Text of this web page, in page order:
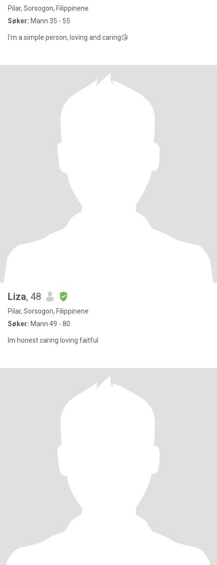
Pilar, Sorsogon, Filippinene
Søker: Mann 35 - 55
I'm a simple person, loving and caring😘
Liza, 48
Pilar, Sorsogon, Filippinene
Søker: Mann 49 - 80
Im honest caring loving faitful